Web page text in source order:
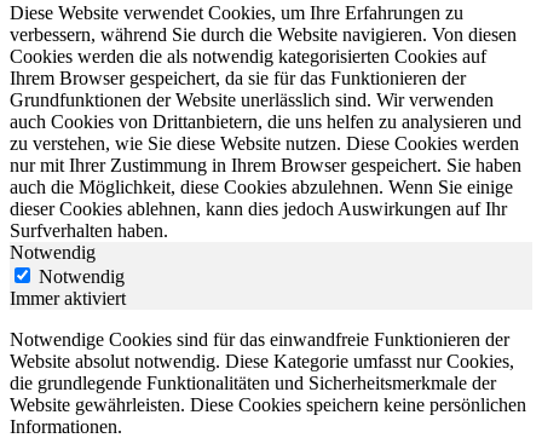
Diese Website verwendet Cookies, um Ihre Erfahrungen zu
verbessern, während Sie durch die Website navigieren. Von diesen
Cookies werden die als notwendig kategorisierten Cookies auf
Ihrem Browser gespeichert, da sie für das Funktionieren der
Grundfunktionen der Website unerlässlich sind. Wir verwenden
auch Cookies von Drittanbietern, die uns helfen zu analysieren und
zu verstehen, wie Sie diese Website nutzen. Diese Cookies werden
nur mit Ihrer Zustimmung in Ihrem Browser gespeichert. Sie haben
auch die Möglichkeit, diese Cookies abzulehnen. Wenn Sie einige
dieser Cookies ablehnen, kann dies jedoch Auswirkungen auf Ihr
Surfverhalten haben.
Notwendig
Notwendig
Immer aktiviert
Notwendige Cookies sind für das einwandfreie Funktionieren der
Website absolut notwendig. Diese Kategorie umfasst nur Cookies,
die grundlegende Funktionalitäten und Sicherheitsmerkmale der
Website gewährleisten. Diese Cookies speichern keine persönlichen
Informationen.